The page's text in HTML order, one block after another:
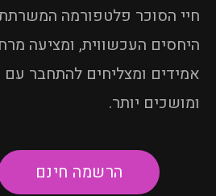
חיי הסוכר פלטפורמה
היחסים העכשווית, ומציעה
אמידים ומצליחים להתחבר עם
ומושכים יותר.
הרשמה חינם